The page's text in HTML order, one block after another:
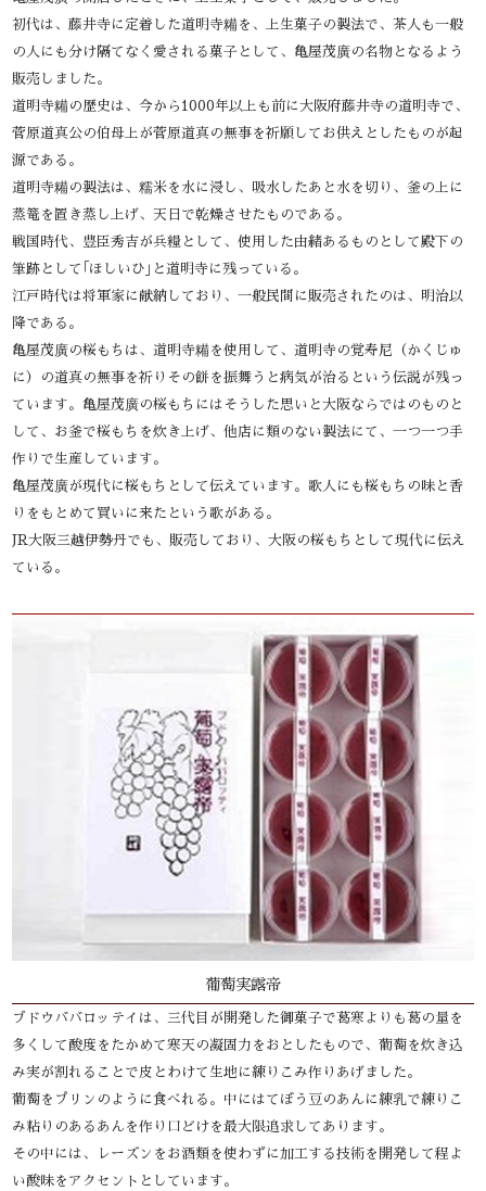
初代は、藤井寺に定着した道明寺糒を、上生菓子の製法で、茶人も一般
の人にも分け隔てなく愛される菓子として、亀屋茂廣の名物となるよう
販売しました。
道明寺糒の歴史は、今から1000年以上も前に大阪府藤井寺の道明寺で、
菅原道真公の伯母上が菅原道真の無事を祈願してお供えとしたものが起
源である。
道明寺糒の製法は、糯米を水に浸し、吸水したあと水を切り、釜の上に
蒸篭を置き蒸し上げ、天日で乾燥させたものである。
戦国時代、豊臣秀吉が兵糧として、使用した由緒あるものとして殿下の
筆跡として｢ほしいひ｣と道明寺に残っている。
江戸時代は将軍家に献納しており、一般民間に販売されたのは、明治以
降である。
亀屋茂廣の桜もちは、道明寺糒を使用して、道明寺の覚寿尼（かくじゅ
に）の道真の無事を祈りその餅を振舞うと病気が治るという伝説が残っ
ています。亀屋茂廣の桜もちにはそうした思いと大阪ならではのものと
して、お釜で桜もちを炊き上げ、他店に類のない製法にて、一つ一つ手
作りで生産しています。
亀屋茂廣が現代に桜もちとして伝えています。歌人にも桜もちの味と香
りをもとめて買いに来たという歌がある。
JR大阪三越伊勢丹でも、販売しており、大阪の桜もちとして現代に伝え
ている。
葡萄実露帝
ブドウババロッテイは、三代目が開発した御菓子で葛寒よりも葛の量を
多くして酸度をたかめて寒天の凝固力をおとしたもので、葡萄を炊き込
み実が割れることで皮とわけて生地に練りこみ作りあげました。
葡萄をプリンのように食べれる。中にはてぼう豆のあんに練乳で練りこ
み粘りのあるあんを作り口どけを最大限追求してあります。
その中には、レーズンをお酒類を使わずに加工する技術を開発して程よ
い酸味をアクセントとしています。